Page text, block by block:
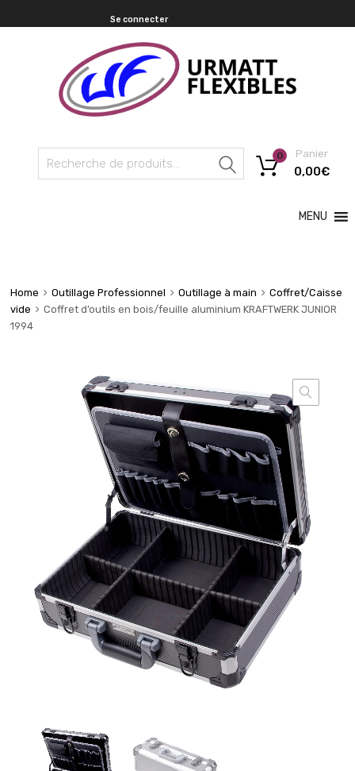
Se connecter
Recherche
Panier
0,00€
0
MENU
Home Outillage Professionnel Outillage à main
Coffret/Caisse
vide
Coffret d’outils en bois/feuille aluminium KRAFTWERK JUNIOR
1994